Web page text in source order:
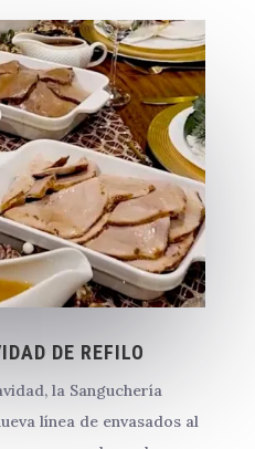
DE REFILO
la Sanguchería
línea de envasados al